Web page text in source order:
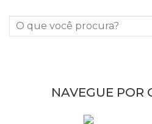
O que você procura?
NAVEGUE POR